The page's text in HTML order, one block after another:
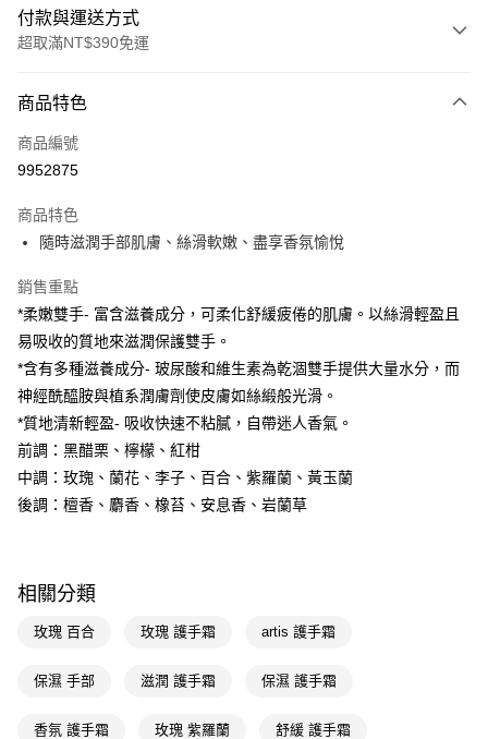
付款與運送方式
超取滿NT$390免運
POYA支付
信用卡一次付款
LINE Pay
Apple Pay
街口支付
悠遊付
Google Pay
【關於「AFTEE先享後付」】
AFTEE先享後付是「在收到商品之後才付款」的支付方式。 讓您購物簡單
３．安心：先確認商品／服務後，再付款。
【「AFTEE先享後付」結帳流程】
２．訂單成立數日內，您將收到繳費通知簡訊。
ATM／網路銀行／等多元方式進行付款，方視為交易完成。
即享券
全家取貨付款
每筆NT$65，滿NT$390(含以上)免運費
萊爾富取貨付款
商品特色
商品編號
9952875
商品特色
隨時滋潤手部肌膚、絲滑軟嫩、盡享香氛愉悅
銷售重點
*柔嫩雙手- 富含滋養成分，可柔化舒緩疲倦的肌膚。以絲滑輕盈且
易吸收的質地來滋潤保護雙手。
*含有多種滋養成分- 玻尿酸和維生素為乾涸雙手提供大量水分，而
神經酰醯胺與植系潤膚劑使皮膚如絲緞般光滑。
*質地清新輕盈- 吸收快速不粘膩，自帶迷人香氣。
前調：黑醋栗、檸檬、紅柑
中調：玫瑰、蘭花、李子、百合、紫羅蘭、黃玉蘭
後調：檀香、麝香、橡苔、安息香、岩蘭草
相關分類
玫瑰 百合 玫瑰 護手霜 artis 護手霜
保濕 手部 滋潤 護手霜 保濕 護手霜
香氛 護手霜 玫瑰 紫羅蘭 舒緩 護手霜